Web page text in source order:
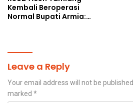
Kembali Beroperasi
Normal Bupati Armia:
Leave a Reply
Your email address will not be published.
marked *